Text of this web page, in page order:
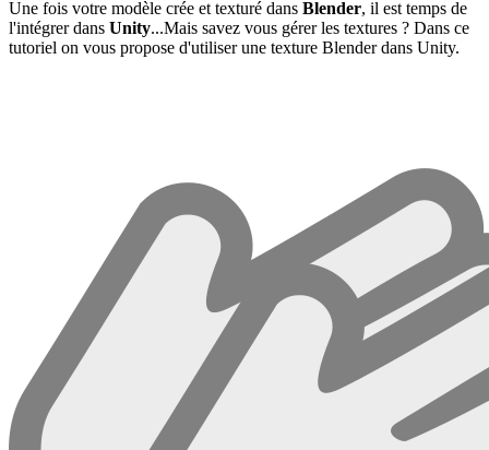
Une fois votre modèle crée et texturé dans Blender, il est temps de
l'intégrer dans Unity...Mais savez vous gérer les textures ? Dans ce
tutoriel on vous propose d'utiliser une texture Blender dans Unity.